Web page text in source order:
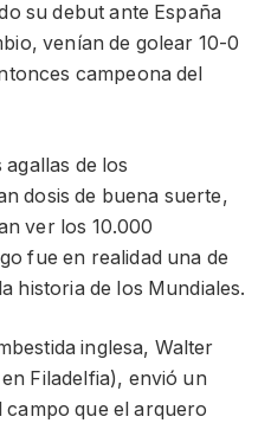
su debut ante España
venían de golear 10-0
campeona del
de los
dosis de buena suerte,
ver los 10.000
fue en realidad una de
historia de los Mundiales.
inglesa, Walter
Filadelfia), envió un
campo que el arquero